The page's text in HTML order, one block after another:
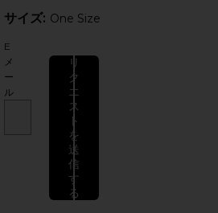
サイズ: One Size
E
メ
ー
ル
リ
ク
エ
ス
ト
を
送
信
す
る